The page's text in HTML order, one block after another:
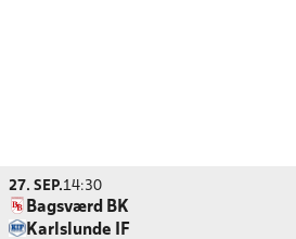
27. SEP.14:30
Bagsværd BK
Karlslunde IF